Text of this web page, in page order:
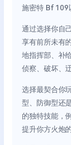
施密特 Bf 109
通过选择你自
享有前所未有
地指挥部、补
侦察、破坏、
选择最契合你
型、防御型还
的独特技能，
提升你方火炮